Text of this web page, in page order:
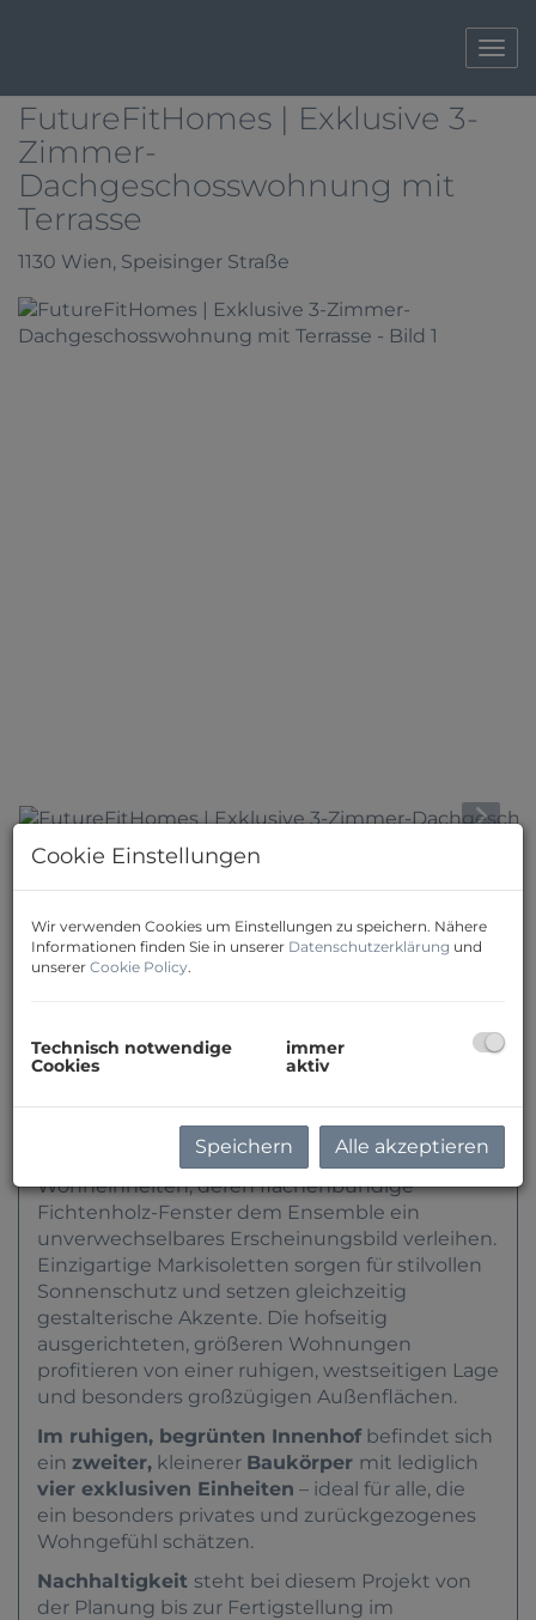
FutureFitHomes | Exklusive 3-
Zimmer-
Dachgeschosswohnung mit
Terrasse
1130 Wien, Speisinger Straße
In der
hochwertiges Neubauprojekt mit stilvoller
Architektur fertiggestellt.Zur Straße hin öffnet
sich ein Gebäudeteil mit kompakteren
Wohneinheiten, deren flächenbündige
Fichtenholz-Fenster dem Ensemble ein
unverwechselbares Erscheinungsbild verleihen.
Einzigartige Markisoletten sorgen für stilvollen
Sonnenschutz und setzen gleichzeitig
gestalterische Akzente. Die hofseitig
ausgerichteten, größeren Wohnungen
profitieren von einer ruhigen, westseitigen Lage
und besonders großzügigen Außenflächen.
Im ruhigen, begrünten Innenhofbefindet sich
ein zweiter, kleinerer Baukörper mit lediglich
vier exklusiven Einheiten – ideal für alle, die
ein besonders privates und zurückgezogenes
Wohngefühl schätzen.
Nachhaltigkeit steht bei diesem Projekt von
der Planung bis zur Fertigstellung im
Cookie Einstellungen
Wir verwenden Cookies um Einstellungen zu speichern. Nähere
Informationen finden Sie in unserer Datenschutzerklärung und
unserer Cookie Policy.
Technisch notwendige
Cookies
immer
aktiv
Speichern Alle akzeptieren